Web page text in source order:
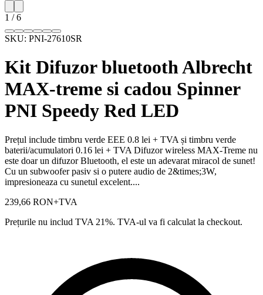
1 /6
SKU: PNI-27610SR
Kit Difuzor bluetooth Albrecht
MAX-treme si cadou Spinner
PNI Speedy Red LED
Prețul include timbru verde EEE 0.8 lei + TVA și timbru verde
baterii/acumulatori 0.16 lei + TVA Difuzor wireless MAX-Treme nu
este doar un difuzor Bluetooth, el este un adevarat miracol de sunet!
Cu un subwoofer pasiv si o putere audio de 2&times;3W,
impresioneaza cu sunetul excelent....
239,66 RON+TVA
Prețurile nu includ TVA 21%. TVA-ul va fi calculat la checkout.